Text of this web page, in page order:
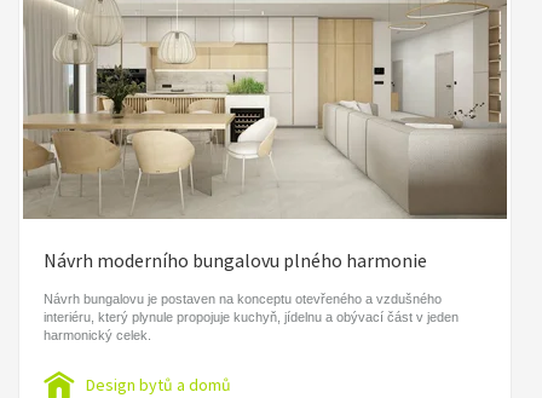
Návrh moderního bungalovu plného harmonie
Návrh bungalovu je postaven na konceptu otevřeného a vzdušného
interiéru, který plynule propojuje kuchyň, jídelnu a obývací část v jeden
harmonický celek.
Design bytů a domů